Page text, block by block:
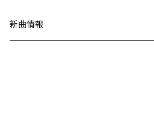
新曲情報